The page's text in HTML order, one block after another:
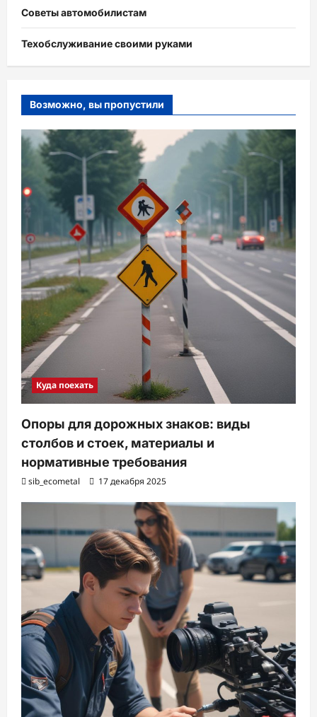
Советы автомобилистам
Техобслуживание своими руками
Возможно, вы пропустили
Куда поехать
Опоры для дорожных знаков: виды
столбов и стоек, материалы и
нормативные требования
sib_ecometal 17 декабря 2025